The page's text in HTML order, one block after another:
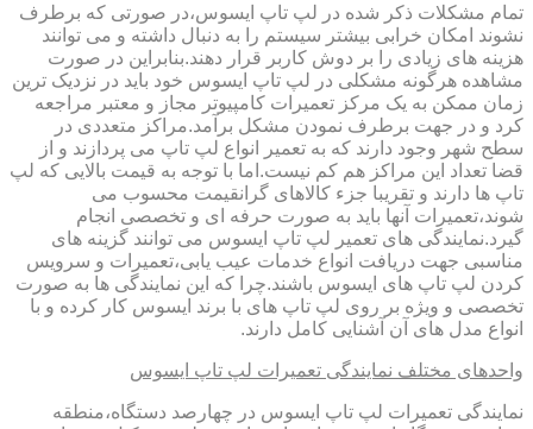
تمام مشکلات ذکر شده در لپ تاپ ایسوس،در صورتی که برطرف
نشوند امکان خرابی بیشتر سیستم را به دنبال داشته و می توانند
هزینه های زیادی را بر دوش کاربر قرار دهند.بنابراین در صورت
مشاهده هرگونه مشکلی در لپ تاپ ایسوس خود باید در نزدیک ترین
زمان ممکن به یک مرکز تعمیرات کامپیوتر مجاز و معتبر مراجعه
کرد و در جهت برطرف نمودن مشکل برآمد.مراکز متعددی در
سطح شهر وجود دارند که به تعمیر انواع لپ تاپ می پردازند و از
قضا تعداد این مراکز هم کم نیست.اما با توجه به قیمت بالایی که لپ
تاپ ها دارند و تقریبا جزء کالاهای گرانقیمت محسوب می
شوند،تعمیرات آنها باید به صورت حرفه ای و تخصصی انجام
گیرد.نمایندگی های تعمیر لپ تاپ ایسوس می توانند گزینه های
مناسبی جهت دریافت انواع خدمات عیب یابی،تعمیرات و سرویس
کردن لپ تاپ های ایسوس باشند.چرا که این نمایندگی ها به صورت
تخصصی و ویژه بر روی لپ تاپ های با برند ایسوس کار کرده و با
انواع مدل های آن آشنایی کامل دارند.
واحدهای مختلف نمایندگی تعمیرات لپ تاپ ایسوس
نمایندگی تعمیرات لپ تاپ ایسوس در چهارصد دستگاه،منطقه